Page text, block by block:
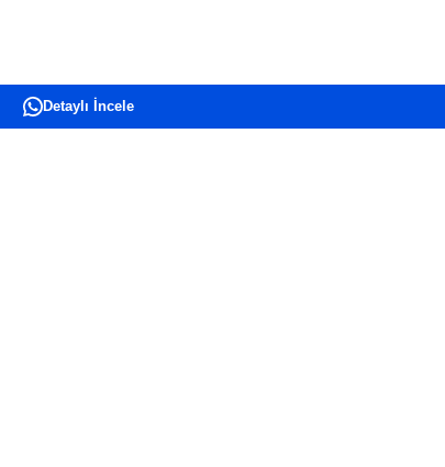
Detaylı İncele